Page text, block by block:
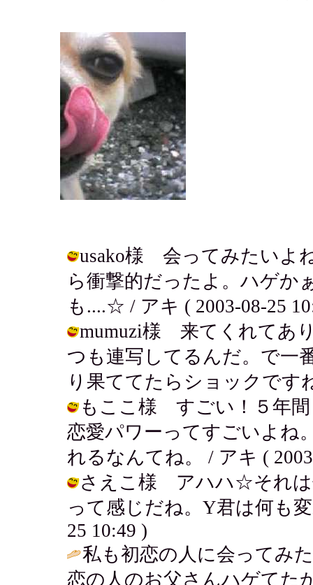
usako様 会ってみたいよ
ら衝撃的だったよ。ハゲか
も....☆ / アキ ( 2003-08-25
mumuzi様 来てくれてあ
つも連写してるんだ。で一
り果ててたらショックです
もここ様 すごい！５年間
恋愛パワーってすごいよね
れるなんてね。 / アキ (
さえこ様 アハハ☆それは
って感じだね。Y君は何も
25 10:49 )
私も初恋の人に会ってみ
恋の人のお父さんハゲてた